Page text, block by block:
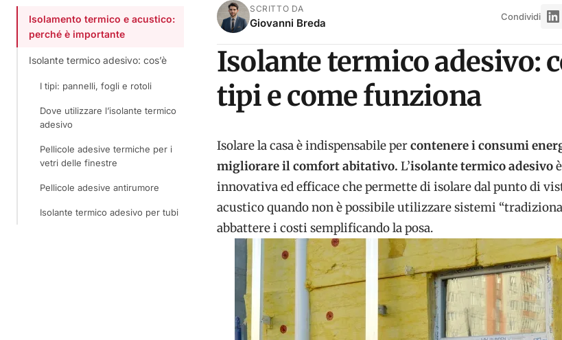
Isolamento termico e acustico:
perché è importante
Isolante termico adesivo: cos’è
I tipi: pannelli, fogli e rotoli
Dove utilizzare l’isolante termico
adesivo
Pellicole adesive termiche per i
vetri delle finestre
Pellicole adesive antirumore
Isolante termico adesivo per tubi
SCRITTO DA
Giovanni Breda Condividi
Isolante termico adesivo:
tipi e come funziona
Isolare la casa è indispensabile percontenere i consumi
migliorare il comfort abitativo. L’isolante termico adesivo
innovativa ed efficace che permette di isolare dal punto di
acustico quando non è possibile utilizzare sistemi
abbattere i costi semplificando la posa.